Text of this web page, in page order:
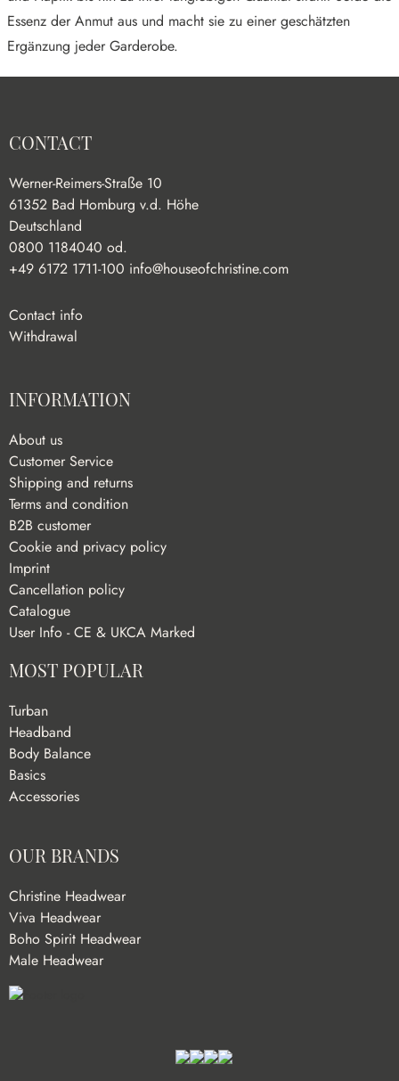
Essenz der Anmut aus und macht sie zu einer geschätzten
Ergänzung jeder Garderobe.
CONTACT
Werner-Reimers-Straße 10
61352 Bad Homburg v.d. Höhe
Deutschland
0800 1184040 od.
+49 6172 1711-100 info@houseofchristine.com
Contact info
Withdrawal
INFORMATION
About us
Customer Service
Shipping and returns
Terms and condition
B2B customer
Cookie and privacy policy
Imprint
Cancellation policy
Catalogue
User Info - CE & UKCA Marked
MOST POPULAR
Turban
Headband
Body Balance
Basics
Accessories
OUR BRANDS
Christine Headwear
Viva Headwear
Boho Spirit Headwear
Male Headwear